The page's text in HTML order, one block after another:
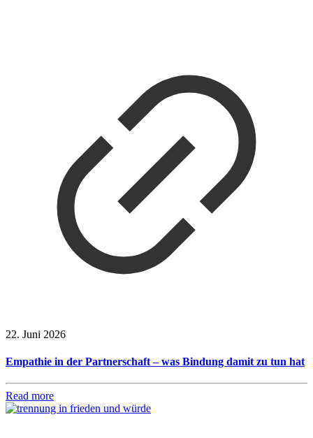
22. Juni 2026
Empathie in der Partnerschaft – was Bindung damit zu tun hat
Read more